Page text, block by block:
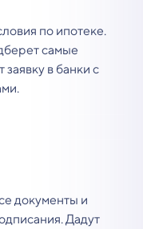
по ипотеке.
самые
в банки с
документы и
Дадут